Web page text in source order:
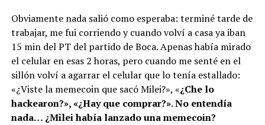
Obviamente nada salió como esperaba: terminé tarde de
trabajar, me fui corriendo y cuando volví a casa ya iban
15 min del PT del partido de Boca. Apenas había mirado
el celular en esas 2 horas, pero cuando me senté en el
sillón volví a agarrar el celular que lo tenía estallado:
«¿Viste la memecoin que sacó Milei?», «¿Che lo
hackearon?», «¿Hay que comprar?». No entendía
nada… ¿Milei había lanzado una memecoin?